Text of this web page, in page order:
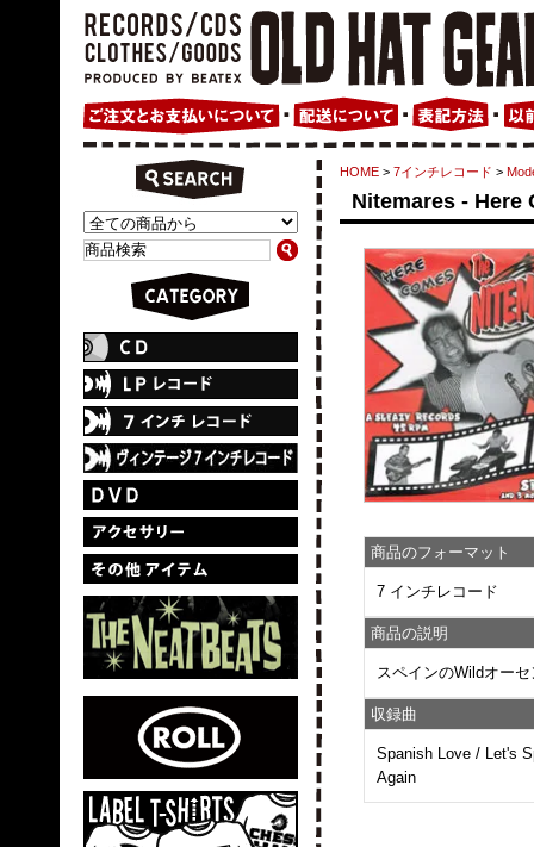
HOME > 7インチレコード >
Nitemares - Here
商品のフォーマット
7 インチレコード
商品の説明
スペインのWildオー
収録曲
Spanish Love / Let's
Again